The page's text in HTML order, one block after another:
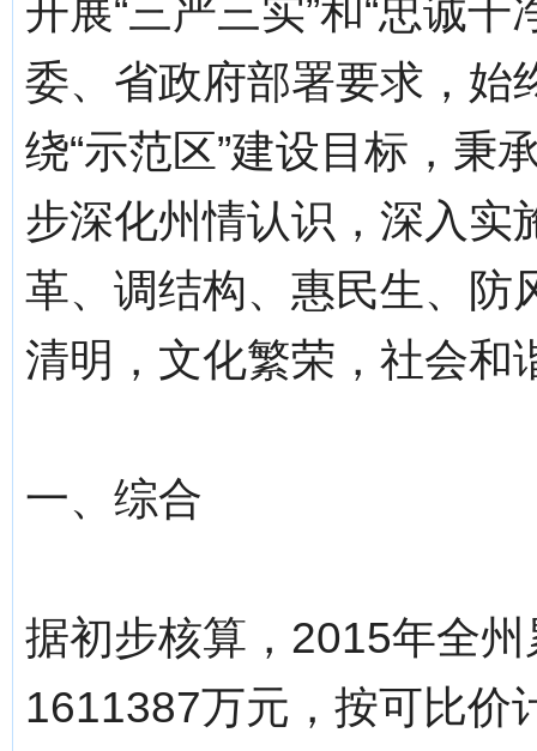
开展“三严三实”和“忠诚
委、省政府部署要求，始
绕“示范区”建设目标，秉
步深化州情认识，深入实
革、调结构、惠民生、防
清明，文化繁荣，社会和
一、综合
据初步核算，2015年全
1611387万元，按可比价